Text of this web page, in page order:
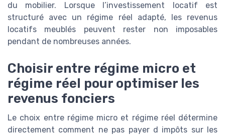
du mobilier. Lorsque l’investissement locatif est
structuré avec un régime réel adapté, les revenus
locatifs meublés peuvent rester non imposables
pendant de nombreuses années.
Choisir entre régime micro et
régime réel pour optimiser les
revenus fonciers
Le choix entre régime micro et régime réel détermine
directement comment ne pas payer d impôts sur les